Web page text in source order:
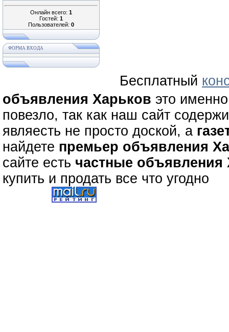
Онлайн всего: 1
Гостей: 1
Пользователей: 0
ФОРМА ВХОДА
Бесплатный
объявления Харьков это
повезло, так как наш сайт
являесть не просто доской, а
найдете премьер объявления
сайте есть частные объявления
купить и продать все что угодно